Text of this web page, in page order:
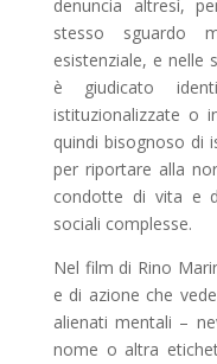
denuncia altresì,
stesso sguardo
esistenziale, e nelle
è giudicato
istituzionalizzate o
quindi bisognoso di
per riportare alla
condotte di vita e
sociali complesse.
Nel film di Rino
e di azione che
alienati mentali –
nome o altra